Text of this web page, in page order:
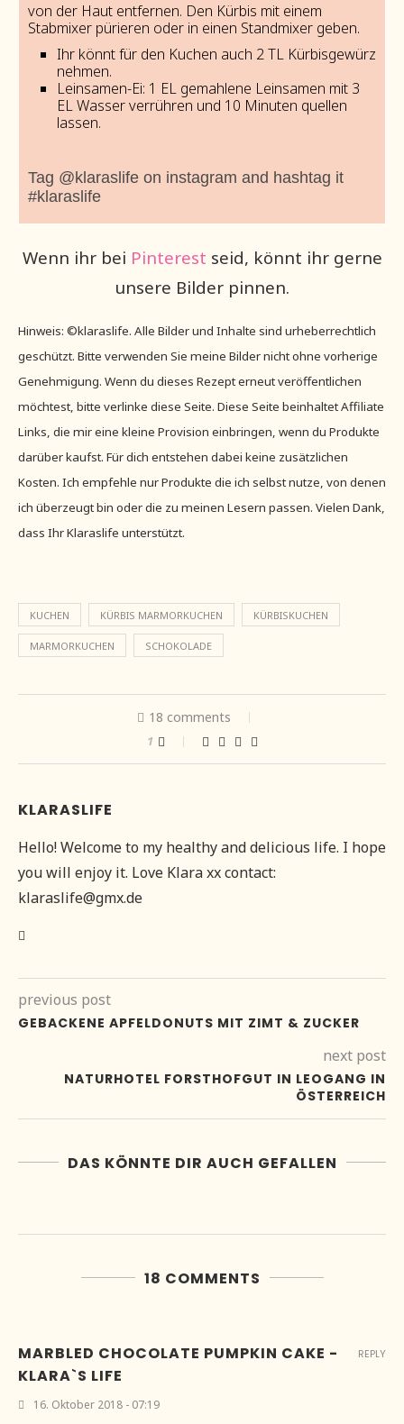
von der Haut entfernen. Den Kürbis mit einem
Stabmixer pürieren oder in einen Standmixer geben.
Ihr könnt für den Kuchen auch 2 TL Kürbisgewürz
nehmen.
Leinsamen-Ei: 1 EL gemahlene Leinsamen mit 3
EL Wasser verrühren und 10 Minuten quellen
lassen.
Tag @klaraslife on instagram and hashtag it
#klaraslife
Wenn ihr bei Pinterest seid, könnt ihr gerne
unsere Bilder pinnen.
Hinweis: ©klaraslife. Alle Bilder und Inhalte sind urheberrechtlich
geschützt. Bitte verwenden Sie meine Bilder nicht ohne vorherige
Genehmigung. Wenn du dieses Rezept erneut veröffentlichen
möchtest, bitte verlinke diese Seite. Diese Seite beinhaltet Affiliate
Links, die mir eine kleine Provision einbringen, wenn du Produkte
darüber kaufst. Für dich entstehen dabei keine zusätzlichen
Kosten. Ich empfehle nur Produkte die ich selbst nutze, von denen
ich überzeugt bin oder die zu meinen Lesern passen. Vielen Dank,
dass Ihr Klaraslife unterstützt.
KUCHEN KÜRBIS MARMORKUCHEN KÜRBISKUCHEN
MARMORKUCHEN SCHOKOLADE
18 comments
1
KLARASLIFE
Hello! Welcome to my healthy and delicious life. I hope
you will enjoy it. Love Klara xx contact:
klaraslife@gmx.de
previous post
GEBACKENE APFELDONUTS MIT ZIMT & ZUCKER
next post
NATURHOTEL FORSTHOFGUT IN LEOGANG IN
ÖSTERREICH
DAS KÖNNTE DIR AUCH GEFALLEN
18 COMMENTS
MARBLED CHOCOLATE PUMPKIN CAKE -
KLARA`S LIFE
16. Oktober 2018 - 07:19
REPLY